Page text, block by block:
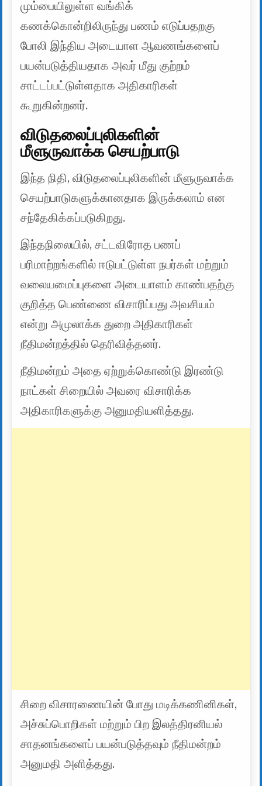
மும்பையிலுள்ள வங்கிக்
கணக்கொன்றிலிருந்து பணம் எடுப்பதறகு
போலி இந்திய அடையாள ஆவணங்களைப்
பயன்படுத்தியதாக அவர் மீது குற்றம்
சாட்டப்பட்டுள்ளதாக அதிகாரிகள்
கூறுகின்றனர்.
விடுதலைப்புலிகளின்
மீளுருவாக்க செயற்பாடு
இந்த நிதி, விடுதலைப்புலிகளின் மீளுருவாக்க
செயற்பாடுகளுக்கானதாக இருக்கலாம் என
சந்தேகிக்கப்படுகிறது.
இந்தநிலையில், சட்டவிரோத பணப்
பரிமாற்றங்களில் ஈடுபட்டுள்ள நபர்கள் மற்றும்
வலையமைப்புகளை அடையாளம் காண்பதற்கு
குறித்த பெண்ணை விசாரிப்பது அவசியம்
என்று அமுலாக்க துறை அதிகாரிகள்
நீதிமன்றத்தில் தெரிவித்தனர்.
நீதிமன்றம் அதை ஏற்றுக்கொண்டு இரண்டு
நாட்கள் சிறையில் அவரை விசாரிக்க
அதிகாரிகளுக்கு அனுமதியளித்தது.
சிறை விசாரணையின் போது மடிக்கணினிகள்,
அச்சுப்பொறிகள் மற்றும் பிற இலத்திரனியல்
சாதனங்களைப் பயன்படுத்தவும் நீதிமன்றம்
அனுமதி அளித்தது.